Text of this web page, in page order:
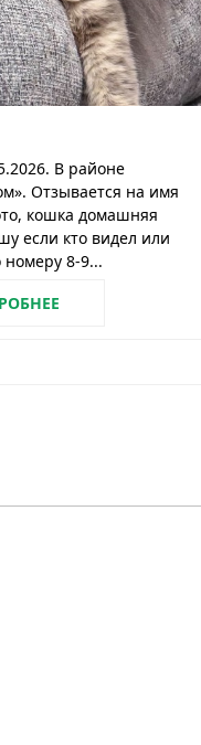
В районе
Отзывается на имя
кошка домашняя
если кто видел или
номеру 8-9...